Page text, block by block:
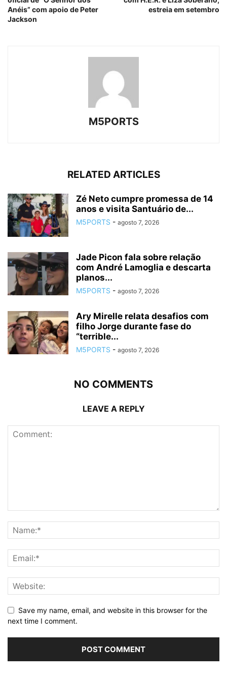
Anéis” com apoio de Peter
Jackson
estreia em setembro
M5PORTS
RELATED ARTICLES
Zé Neto cumpre promessa de 14
anos e visita Santuário de...
M5PORTS - agosto 7, 2026
Jade Picon fala sobre relação
com André Lamoglia e descarta
planos...
M5PORTS - agosto 7, 2026
Ary Mirelle relata desafios com
filho Jorge durante fase do
“terrible...
M5PORTS - agosto 7, 2026
NO COMMENTS
LEAVE A REPLY
Save my name, email, and website in this browser for the
next time I comment.